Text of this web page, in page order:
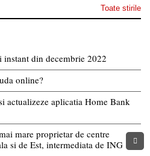
Toate stirile
din decembrie 2022
online?
actualizeze aplicatia Home Bank
mare proprietar de centre
si de Est, intermediata de ING